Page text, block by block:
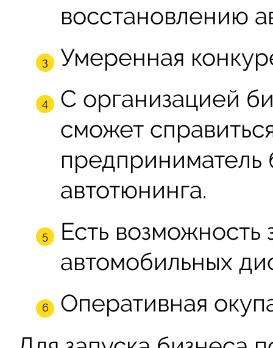
восстановлению
Умеренная
С организацией
сможет
предприниматель
автотюнинга.
Есть возможность
автомобильных
Оперативная